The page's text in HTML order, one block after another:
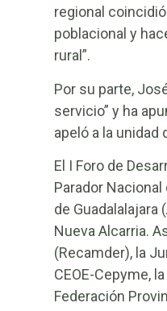
regional
poblacional y
rural”.
Por su parte,
servicio” y ha
apeló a la
El I Foro de
Parador
de Guadalalajara
Nueva Alcarria.
(Recamder), la
CEOE-Cepyme,
Federación